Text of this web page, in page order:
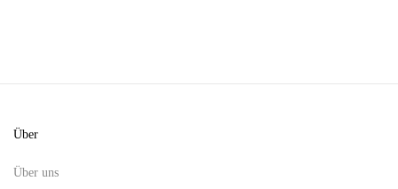
Über
Über uns